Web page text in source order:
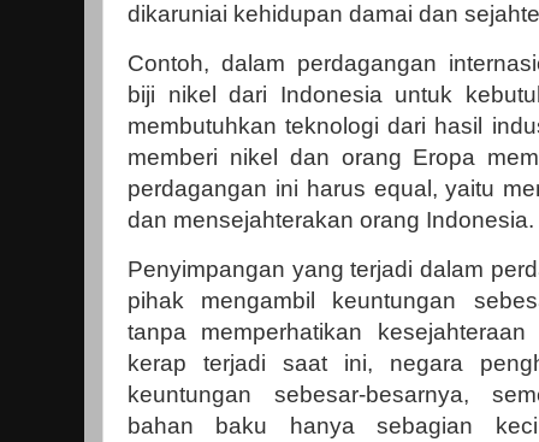
dikaruniai kehidupan damai dan
Contoh, dalam perdagangan
biji nikel dari Indonesia untuk
membutuhkan teknologi dari hasil
memberi nikel dan orang Eropa
perdagangan ini harus equal, yaitu
dan mensejahterakan orang Indonesia.
Penyimpangan yang terjadi dalam
pihak mengambil keuntungan
tanpa memperhatikan
kerap terjadi saat ini, negara
keuntungan sebesar-besarnya,
bahan baku hanya sebagian